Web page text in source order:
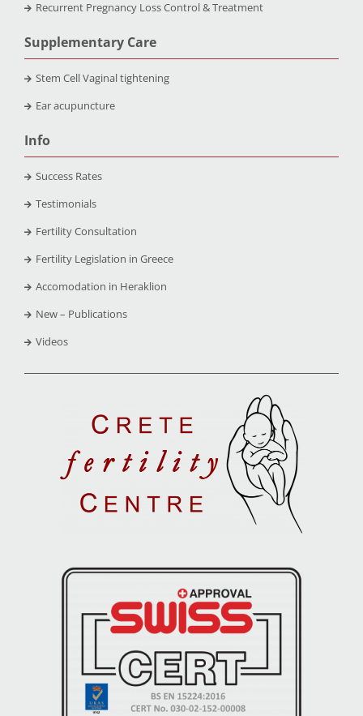
Recurrent Pregnancy Loss Control & Treatment
Supplementary Care
Stem Cell Vaginal tightening
Ear acupuncture
Info
Success Rates
Testimonials
Fertility Consultation
Fertility Legislation in Greece
Accomodation in Heraklion
New – Publications
Videos